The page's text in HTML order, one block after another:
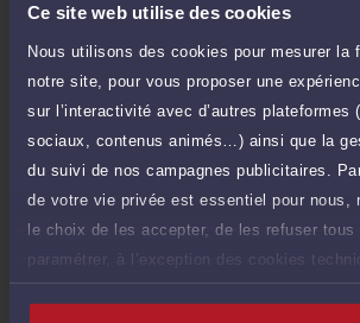
Ce site web utilise des cookies
Nous utilisons des cookies pour mesurer la
notre site, pour vous proposer une
sur l’interactivité avec d’autres plateformes
sociaux, contenus animés…) ainsi que la
du suivi de nos campagnes publicitaires.
de votre vie privée est essentiel pour nous,
le choix de les accepter, de les refuser tous
paramétrer, à l’exception des cookies
nécessaires au fonctionnement du site.
Durée : 15 min
Demander
Compétences
Droit de la famille, des personnes et de